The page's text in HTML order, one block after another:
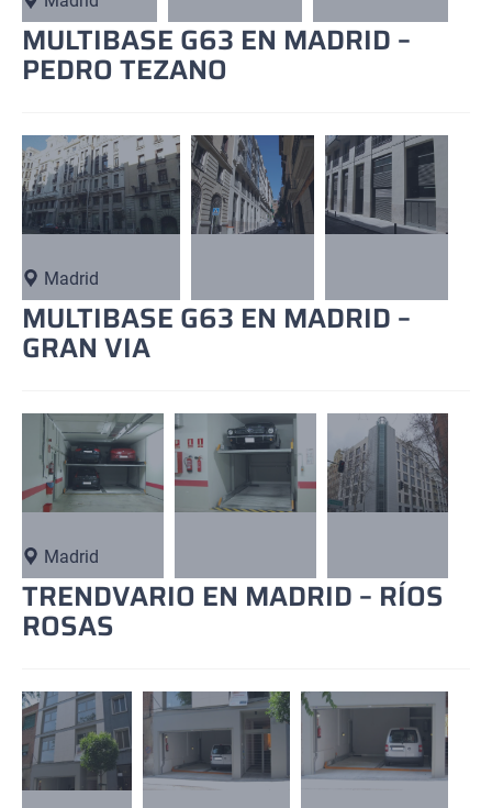
MULTIBASE G63 EN MADRID –
PEDRO TEZANO
Madrid
MULTIBASE G63 EN MADRID –
GRAN VIA
Madrid
TRENDVARIO EN MADRID – RÍOS
ROSAS